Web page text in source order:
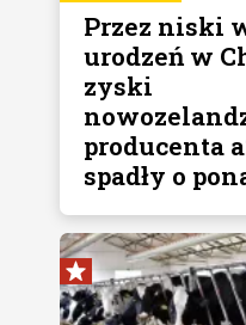
Przez niski
urodzeń w
zyski
producenta
spadły o